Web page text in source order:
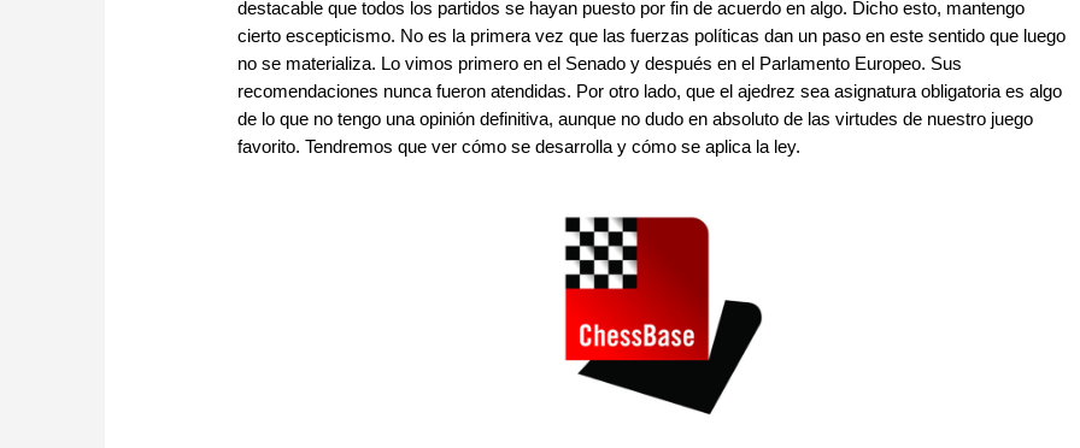
destacable que todos los partidos se hayan puesto por fin de acuerdo en algo. Dicho esto, mantengo
cierto escepticismo. No es la primera vez que las fuerzas políticas dan un paso en este sentido que luego
no se materializa. Lo vimos primero en el Senado y después en el Parlamento Europeo. Sus
recomendaciones nunca fueron atendidas. Por otro lado, que el ajedrez sea asignatura obligatoria es algo
de lo que no tengo una opinión definitiva, aunque no dudo en absoluto de las virtudes de nuestro juego
favorito. Tendremos que ver cómo se desarrolla y cómo se aplica la ley.